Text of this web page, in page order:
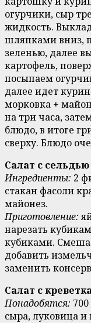
огурчики, сыр
жидкость.
шляпками вниз,
зеленью, далее
картофель,
посыпаем
далее идет
морковка +
на три часа,
блюдо, в итоге
сверху. Блюдо
Салат с
Ингредиенты: 2
стакан фасоли
майонез.
Приготовление:
нарезать
кубиками.
добавить
заменить
Салат с
Понадобятся:
сыра, луковица и